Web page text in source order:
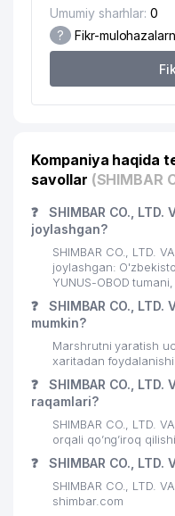
19 AL-DARHON MChJ
20
EXPRESS
MChJ
23 TAMARA XONIM
24
MARKAZIY
KORXONA
25 ANGLESEY
26 SILA SVETA
27
FILIALI AITB
28 QIZIL XOCH
29 IFT INNOVATION
30
MANSUROV
TADBIRKOR
31 SOBOLEV I.V.
Umumiy sharhlar: 0
? Fikr-
Kompaniya haqida
savollar (SHIMBAR
❓
SHIMBAR CO., LTD.
joylashgan?
SHIMBAR CO., LTD.
joylashgan:
YUNUS-OBOD
❓
SHIMBAR CO., LTD.
mumkin?
Marshrutni yaratish
xaritadan
❓
SHIMBAR CO., LTD.
raqamlari?
SHIMBAR CO., LTD.
orqali qo’ng’iroq
❓ SHIMBAR CO., LTD.
SHIMBAR CO., LTD.
shimbar.com